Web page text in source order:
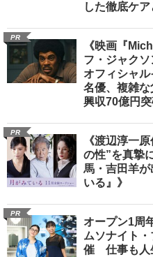
した徹底ケア
PR
《映画『
フ・ジャク
オフィシャ
名優、複雑
興収70億円突
PR
《渡辺淳一
の性”を真摯
馬・吉田羊
いる』》
PR
オープン1周
ムソナイト
催 仕事も人